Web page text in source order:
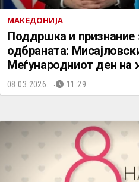
МАКЕДОНИЈА
Поддршка и признание
одбраната:
Меѓународниот ден на
08.03.2026. 11:29